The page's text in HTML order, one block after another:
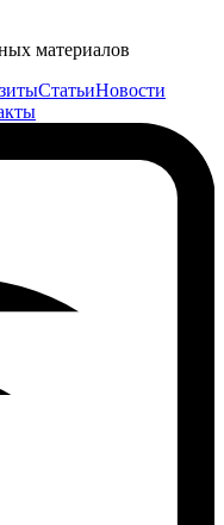
материалов
СтатьиНовости